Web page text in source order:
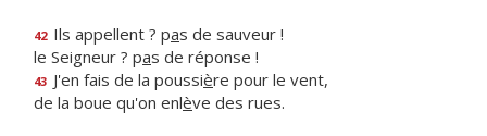
42 Ils appellent ? pas de sauveur !
le Seigneur ? pas de réponse !
43 J'en fais de la poussière pour le vent,
de la boue qu'on enlève des rues.